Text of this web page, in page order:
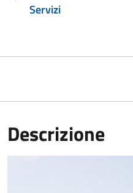
Servizi
Descrizione